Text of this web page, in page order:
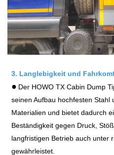
3. Langlebigkeit und
● Der HOWO TX Cabin Dump
seinen Aufbau hochfesten Stahl
Materialien und bietet dadurch
Beständigkeit gegen Druck,
langfristigen Betrieb auch unter
gewährleistet.